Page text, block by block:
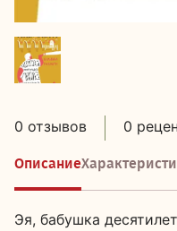
0 отзывов 0
Описание
Эя, бабушка